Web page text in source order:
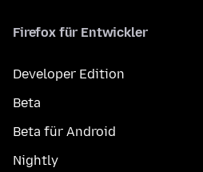
Firefox für Entwickler
Developer Edition
Beta
Beta für Android
Nightly